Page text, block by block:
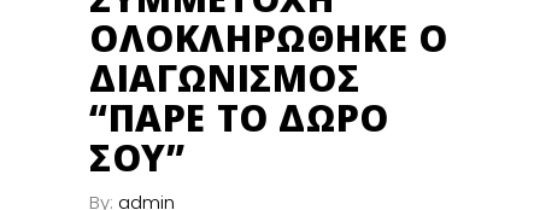
ΟΛΟΚΛΗΡΏΘΗΚΕ Ο
ΔΙΑΓΩΝΙΣΜΌΣ
“ΠΆΡΕ ΤΟ ΔΏΡΟ
ΣΟΥ”
By: admin